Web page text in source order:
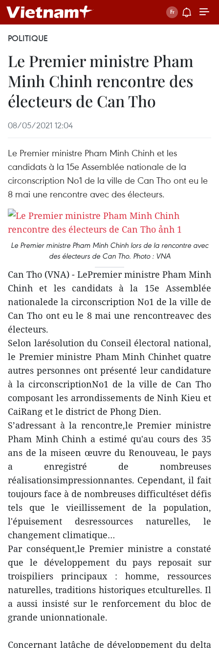
POLITIQUE
Le Premier ministre Pham
Minh Chinh rencontre des
électeurs de Can Tho
08/05/2021 12:04
Le Premier ministre Pham Minh Chinh et les
candidats à la 15e Assemblée nationale de la
circonscription No1 de la ville de Can Tho ont eu le
8 mai une rencontre avec des électeurs.
Le Premier ministre Pham Minh Chinh lors de la rencontre avec
des électeurs de Can Tho. Photo : VNA
Can Tho (VNA) - LePremier ministre Pham Minh
Chinh et les candidats à la 15e Assemblée
nationalede la circonscription No1 de la ville de
Can Tho ont eu le 8 mai une rencontreavec des
électeurs.
Selon larésolution du Conseil électoral national,
le Premier ministre Pham Minh Chinhet quatre
autres personnes ont présenté leur candidature
à la circonscriptionNo1 de la ville de Can Tho
composant les arrondissements de Ninh Kieu et
CaiRang et le district de Phong Dien.
S’adressant à la rencontre,le Premier ministre
Pham Minh Chinh a estimé qu'au cours des 35
ans de la miseen œuvre du Renouveau, le pays
a enregistré de nombreuses
réalisationsimpressionnantes. Cependant, il fait
toujours face à de nombreuses difficultéset défis
tels que le vieillissement de la population,
l'épuisement desressources naturelles, le
changement climatique…
Par conséquent,le Premier ministre a constaté
que le développement du pays reposait sur
troispiliers principaux : homme, ressources
naturelles, traditions historiques etculturelles. Il
a aussi insisté sur le renforcement du bloc de
grande unionnationale.
Concernant latâche de développement du delta